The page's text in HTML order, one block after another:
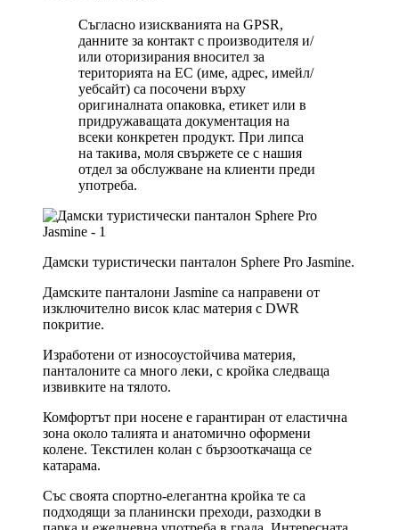
Съгласно изискванията на GPSR,
данните за контакт с производителя и/
или оторизирания вносител за
територията на ЕС (име, адрес, имейл/
уебсайт) са посочени върху
оригиналната опаковка, етикет или в
придружаващата документация на
всеки конкретен продукт. При липса
на такива, моля свържете се с нашия
отдел за обслужване на клиенти преди
употреба.
Дамски туристически панталон Sphere Pro Jasmine.
Дамските панталони Jasmine са направени от
изключително висок клас материя с DWR
покритие.
Изработени от износоустойчива материя,
панталоните са много леки, с кройка следваща
извивките на тялото.
Комфортът при носене е гарантиран от еластична
зона около талията и анатомично оформени
колене. Текстилен колан с бързооткачаща се
катарама.
Със своята спортно-елегантна кройка те са
подходящи за планински преходи, разходки в